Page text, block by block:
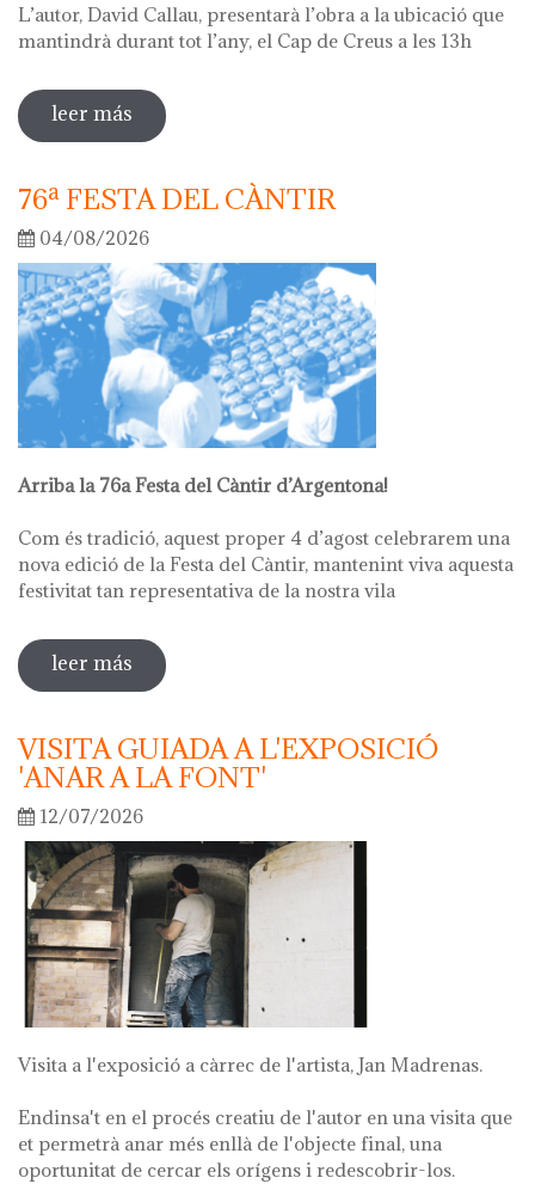
L’autor, David Callau, presentarà l’obra a la ubicació que
mantindrà durant tot l’any, el Cap de Creus a les 13h
leer más sobre presentació càntir gegant d'artista
76ª FESTA DEL CÀNTIR
04/08/2026
Arriba la 76a Festa del Càntir d’Argentona!
Com és tradició, aquest proper 4 d’agost celebrarem una
nova edició de la Festa del Càntir, mantenint viva aquesta
festivitat tan representativa de la nostra vila
leer más sobre 76ª festa del càntir
VISITA GUIADA A L'EXPOSICIÓ
'ANAR A LA FONT'
12/07/2026
Visita a l'exposició a càrrec de l'artista, Jan Madrenas.
Endinsa't en el procés creatiu de l'autor en una visita que
et permetrà anar més enllà de l'objecte final, una
oportunitat de cercar els orígens i redescobrir-los.